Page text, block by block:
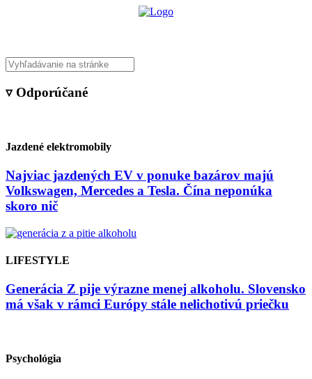
▿ Odporúčané
Jazdené elektromobily
Najviac jazdených EV v ponuke bazárov majú
Volkswagen, Mercedes a Tesla. Čína neponúka
skoro nič
LIFESTYLE
Generácia Z pije výrazne menej alkoholu. Slovensko
má však v rámci Európy stále nelichotivú priečku
Psychológia